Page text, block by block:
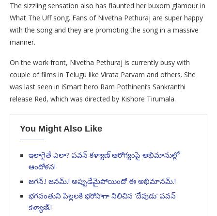
The sizzling sensation also has flaunted her buxom glamour in
What The Uff song. Fans of Nivetha Pethuraj are super happy
with the song and they are promoting the song in a massive
manner.
On the work front, Nivetha Pethuraj is currently busy with
couple of films in Telugu like Virata Parvam and others. She
was last seen in iSmart hero Ram Pothineni’s Sankranthi
release Red, which was directed by Kishore Tirumala.
You Might Also Like
ఇలాగైతే ఎలా? పవన్ కళ్యాణ్ ఆరోగ్యంపై అభిమానుల్లో
ఆందోళన!
జగన్.! జనమ్.! అప్పుడేమైపోయిందో ఈ అభిమానమ్.!
భగవంతుని పిల్లలకి భరోసాగా నిలిచిన ‘దేవుడు’ పవన్
కళ్యాణ్.!